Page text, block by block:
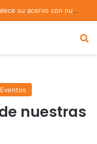
La Colección de Arte UDLAP fortalece su acervo con nuevas obras de artistas emergentes y consolidados
Eventos
nuestras